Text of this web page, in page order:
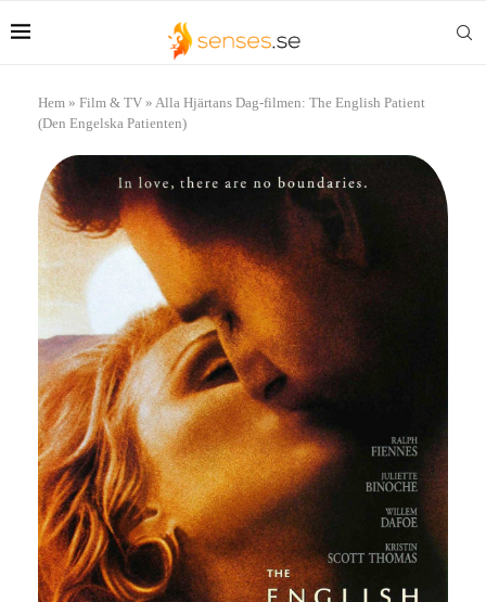
Hem » Film & TV » Alla Hjärtans Dag-filmen: The English Patient
(Den Engelska Patienten)